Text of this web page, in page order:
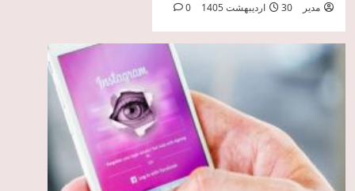
مدیر 30 اردیبهشت 1405 0